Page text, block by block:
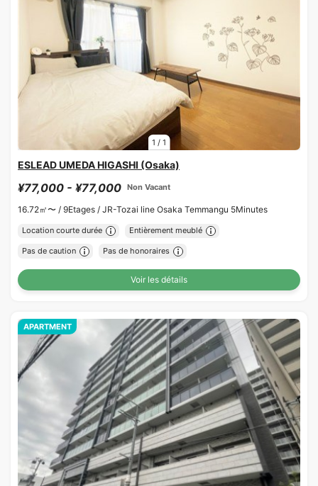
1 / 1
ESLEAD UMEDA HIGASHI (Osaka)
¥77,000 - ¥77,000 Non Vacant
16.72㎡〜 / 9Etages / JR-Tozai line Osaka Temmangu 5Minutes
Location courte durée Entièrement meublé
Pas de caution Pas de honoraires
Voir les détails
APARTMENT